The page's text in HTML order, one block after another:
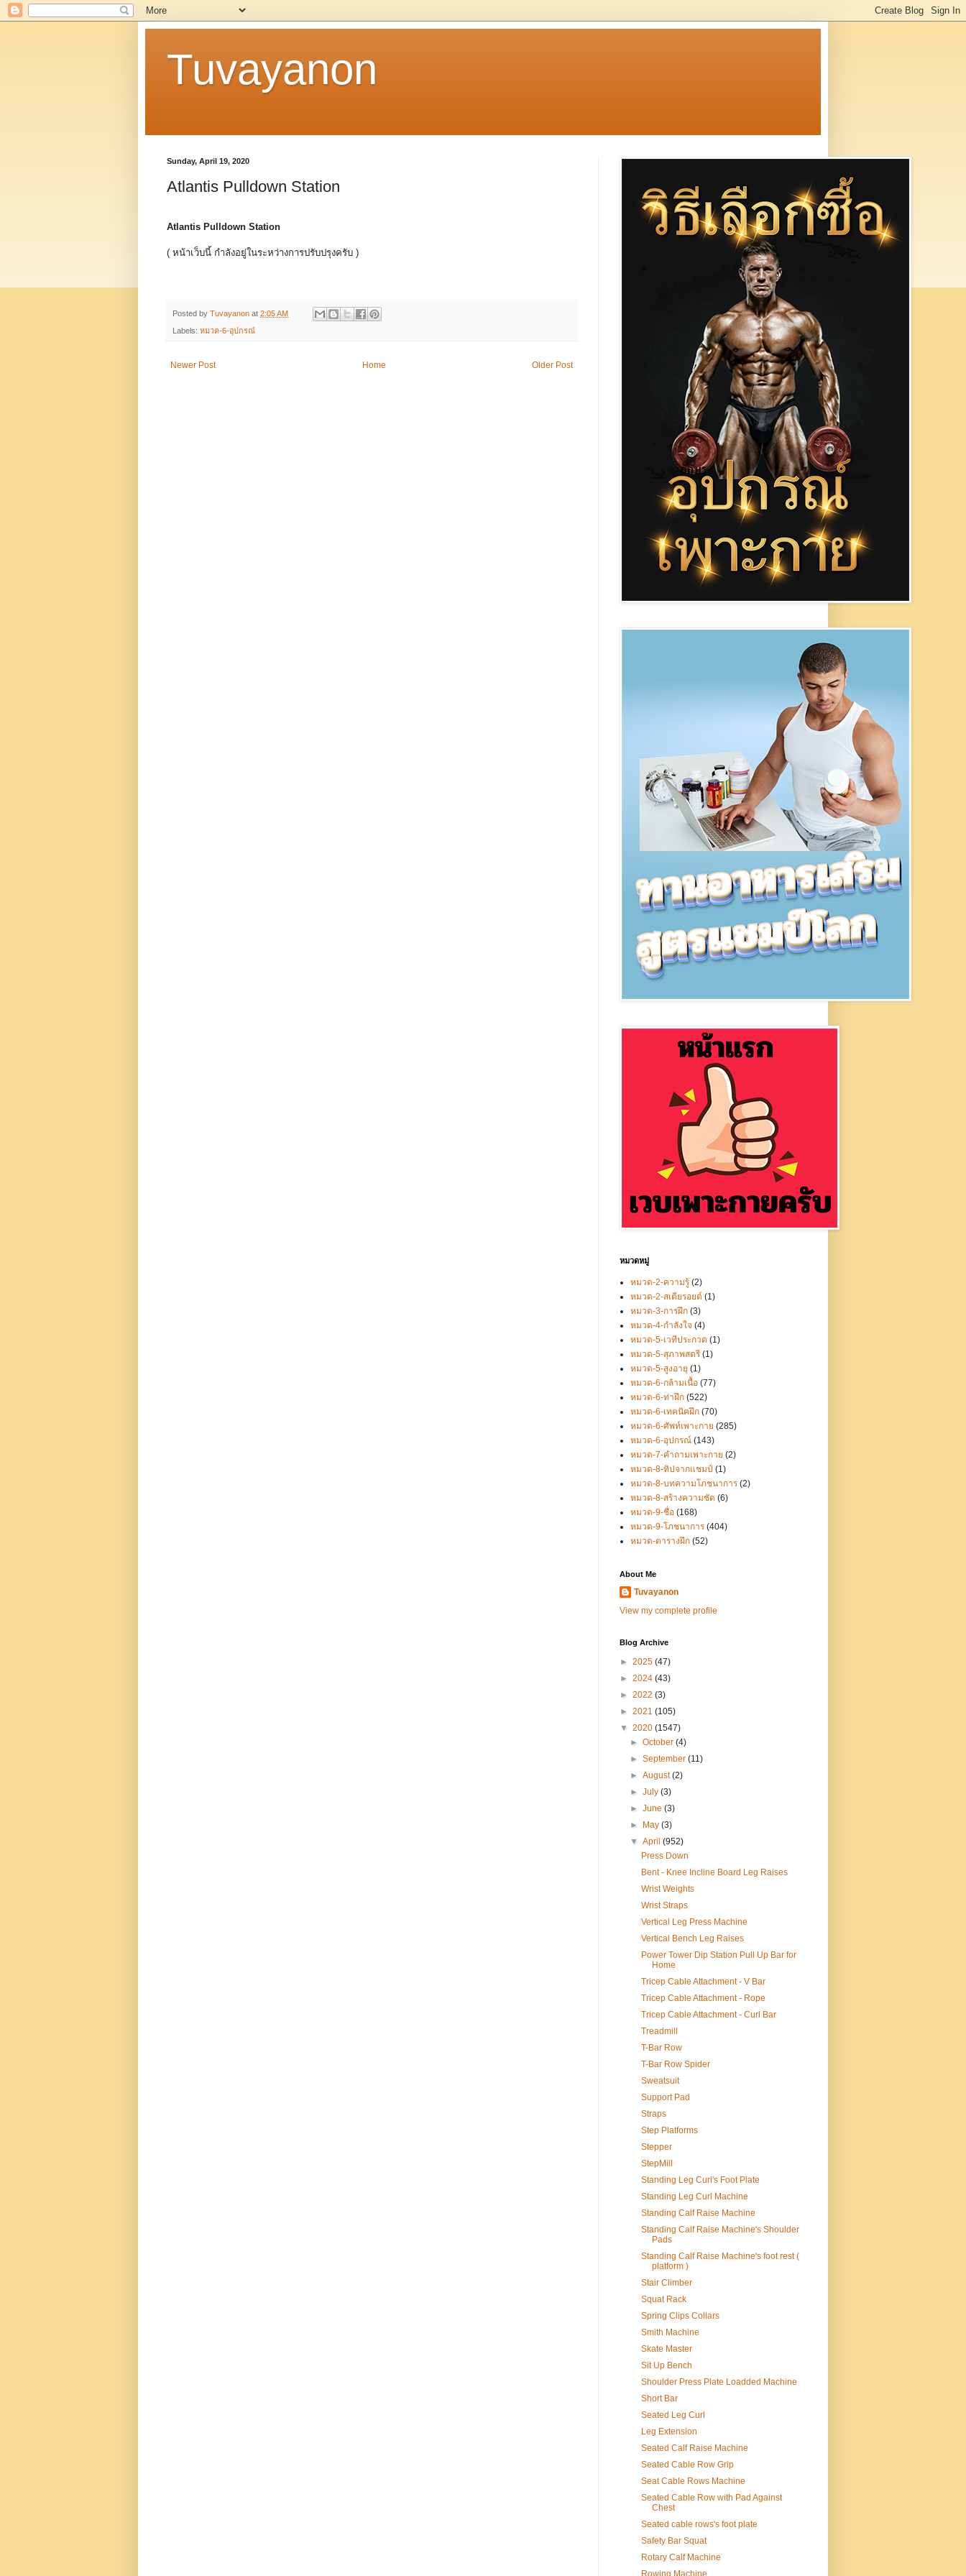
Tuvayanon
Sunday, April 19, 2020
Atlantis Pulldown Station
Atlantis Pulldown Station
( หน้าเว็บนี้ กำลังอยู่ในระหว่างการปรับปรุงครับ )
Posted by Tuvayanon at 2:05 AM
Labels: หมวด-6-อุปกรณ์
Newer Post Older Post
Home
หมวดหมู่
หมวด-2-ความรู้ (2)
หมวด-2-สเตียรอยด์ (1)
หมวด-3-การฝึก (3)
หมวด-4-กำลังใจ (4)
หมวด-5-เวทีประกวด (1)
หมวด-5-สุภาพสตรี (1)
หมวด-5-สูงอายุ (1)
หมวด-6-กล้ามเนื้อ (77)
หมวด-6-ท่าฝึก (522)
หมวด-6-เทคนิคฝึก (70)
หมวด-6-ศัพท์เพาะกาย (285)
หมวด-6-อุปกรณ์ (143)
หมวด-7-คำถามเพาะกาย (2)
หมวด-8-ทิปจากแชมป์ (1)
หมวด-8-บทความโภชนาการ (2)
หมวด-8-สร้างความชัด (6)
หมวด-9-ชื่อ (168)
หมวด-9-โภชนาการ (404)
หมวด-ตารางฝึก (52)
About Me
Tuvayanon
View my complete profile
Blog Archive
► 2025 (47)
► 2024 (43)
► 2022 (3)
► 2021 (105)
▼ 2020 (1547)
►October(4)
►September(11)
►August(2)
►July(3)
►June(3)
►
May(3)
▼April(952)
Press Down
Bent - Knee Incline Board Leg Raises
Wrist Weights
Wrist Straps
Vertical Leg Press Machine
Vertical Bench Leg Raises
Power Tower Dip Station Pull Up Bar for
Home
Tricep Cable Attachment - V Bar
Tricep Cable Attachment - Rope
Tricep Cable Attachment - Curl Bar
Treadmill
T-Bar Row
T-Bar Row Spider
Sweatsuit
Support Pad
Straps
Step Platforms
Stepper
StepMill
Standing Leg Curl's Foot Plate
Standing Leg Curl Machine
Standing Calf Raise Machine
Standing Calf Raise Machine's Shoulder
Pads
Standing Calf Raise Machine's foot rest (
platform )
Stair Climber
Squat Rack
Spring Clips Collars
Smith Machine
Skate Master
Sit Up Bench
Shoulder Press Plate Loadded Machine
Short Bar
Seated Leg Curl
Leg Extension
Seated Calf Raise Machine
Seated Cable Row Grip
Seat Cable Rows Machine
Seated Cable Row with Pad Against
Chest
Seated cable rows's foot plate
Safety Bar Squat
Rotary Calf Machine
Rowing Machine